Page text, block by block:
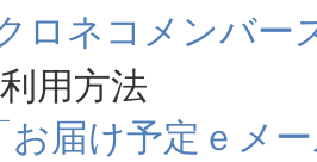
ロネコメンバー
用方法
お届け予定ｅメ